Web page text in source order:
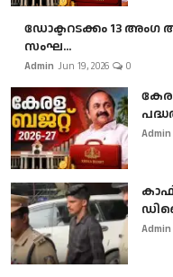
ഡോക്ടറടക്കം 13
സംഘ...
Admin Jun 19, 2026 0
Admin
Admin